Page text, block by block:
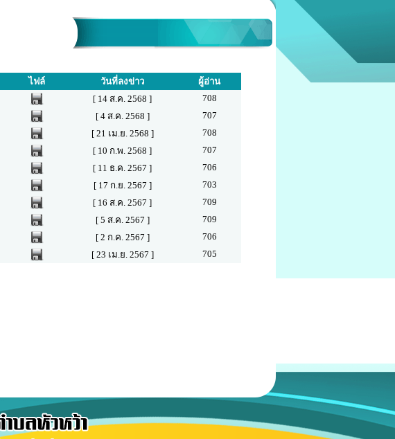
ไฟล์ วันที่ลงข่าว
ผู้อ่าน
[ 14 ส.ค. 2568 ]
708
[ 4 ส.ค. 2568 ]
707
[ 21 เม.ย. 2568 ]
708
[ 10 ก.พ. 2568 ]
707
[ 11 ธ.ค. 2567 ]
706
[ 17 ก.ย. 2567 ]
703
[ 16 ส.ค. 2567 ]
709
[ 5 ส.ค. 2567 ]
709
[ 2 ก.ค. 2567 ]
706
[ 23 เม.ย. 2567 ] 705